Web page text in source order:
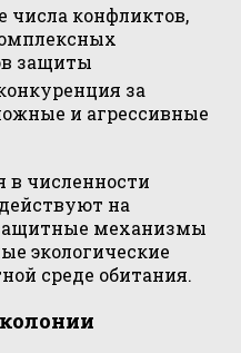
числа конфликтов,
защиты
за
и агрессивные
в численности
на
механизмы
экологические
среде обитания.